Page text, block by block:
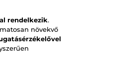
rendelkezik.
növekvő